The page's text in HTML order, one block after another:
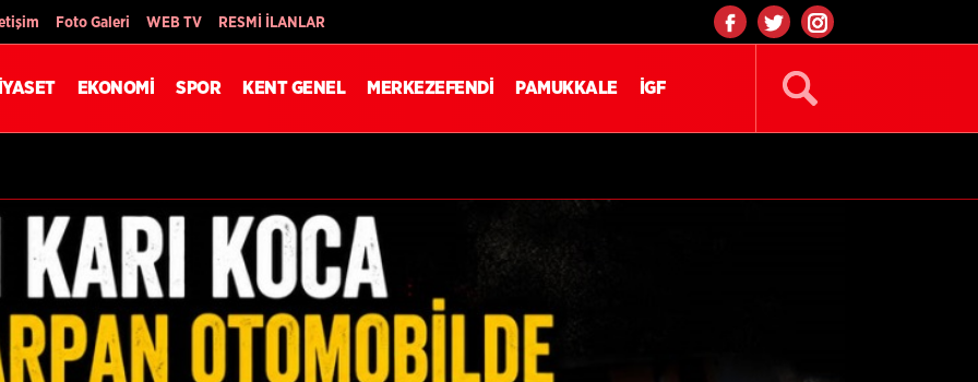
Foto Galeri WEB TV RESMİ İLANLAR
EKONOMİ SPOR KENT GENEL MERKEZEFENDİ PAMUKKALE İGF